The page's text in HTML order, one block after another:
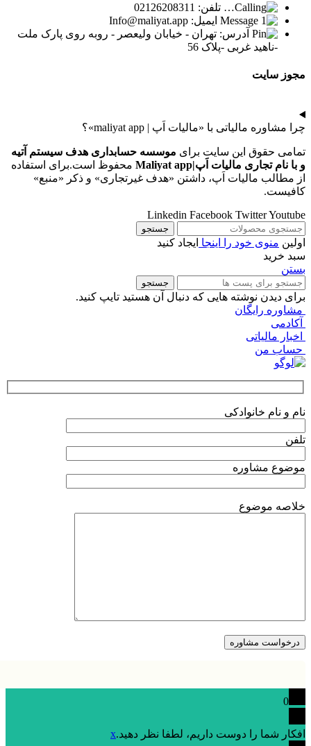
تلفن: 02126208311
ایمیل: Info@maliyat.app
آدرس: تهران - خیابان ولیعصر - روبه روی پارک ملت
-ناهید غربی -پلاک 56
مجوز سایت
چرا مشاوره مالیاتی با «مالیات اَپ | maliyat app»؟
تمامی حقوق این سایت برای موسسه حسابداری هدف سیستم آتیه
و با نام تجاری مالیات اَپ|Maliyat app
محفوظ است.برای استفاده
از مطالب مالیات اَپ، داشتن «هدف غیرتجاری» و ذکر «منبع»
کافیست.
Linkedin Facebook TwitterYoutube
جستجو
اولین منوی خود را اینجا ایجاد کنید
سبد خرید
بستن
جستجو
برای دیدن نوشته هایی که دنبال آن هستید تایپ کنید.
مشاوره رایگان
آکادمی
اخبار مالیاتی
حساب من
نام و نام خانوادکی
تلفن
موضوع مشاوره
خلاصه موضوع
0
افکار شما را دوست داریم، لطفا نظر دهید.x